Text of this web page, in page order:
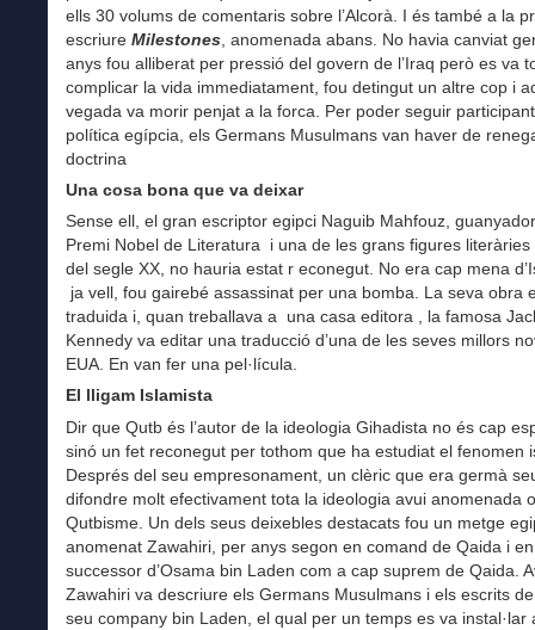
ells 30 volums de comentaris sobre l’Alcorà. I és també a la
escriure Milestones, anomenada abans. No havia canviat
anys fou alliberat per pressió del govern de l’Iraq però es va
complicar la vida immediatament, fou detingut un altre cop i
vegada va morir penjat a la forca. Per poder seguir
política egípcia, els Germans Musulmans van haver de
doctrina
Una cosa bona que va deixar
Sense ell, el gran escriptor egipci Naguib Mahfouz, guanyador
Premi Nobel de Literatura i una de les grans figures literàries
del segle XX, no hauria estat r econegut. No era cap mena
ja vell, fou gairebé assassinat per una bomba. La seva obra
traduida i, quan treballava a una casa editora , la famosa
Kennedy va editar una traducció d’una de les seves millors
EUA. En van fer una pel·lícula.
El lligam Islamista
Dir que Qutb és l’autor de la ideologia Gihadista no és cap
sinó un fet reconegut per tothom que ha estudiat el fenomen
Després del seu empresonament, un clèric que era germà
difondre molt efectivament tota la ideologia avui anomenada
Qutbisme. Un dels seus deixebles destacats fou un metge
anomenat Zawahiri, per anys segon en comand de Qaida i en
successor d’Osama bin Laden com a cap suprem de Qaida.
Zawahiri va descriure els Germans Musulmans i els escrits
seu company bin Laden, el qual per un temps es va instal·lar